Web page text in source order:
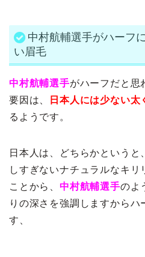
中村航輔選手がハーフ
い眉毛
中村航輔選手がハーフだと思
要因は、
日本人には少ない
るようです。
日本人は、どちらかというと
しすぎないナチュラルなキリ
ことから、 中村航輔選手のよ
りの深さを強調しますから
す、